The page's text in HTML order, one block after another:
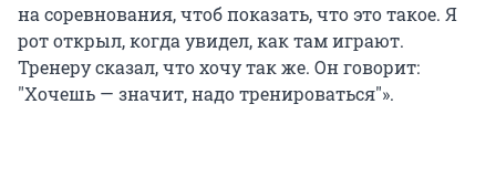
на соревнования, чтоб показать, что это такое. Я
рот открыл, когда увидел, как там играют.
Тренеру сказал, что хочу так же. Он говорит:
"Хочешь — значит, надо тренироваться"».